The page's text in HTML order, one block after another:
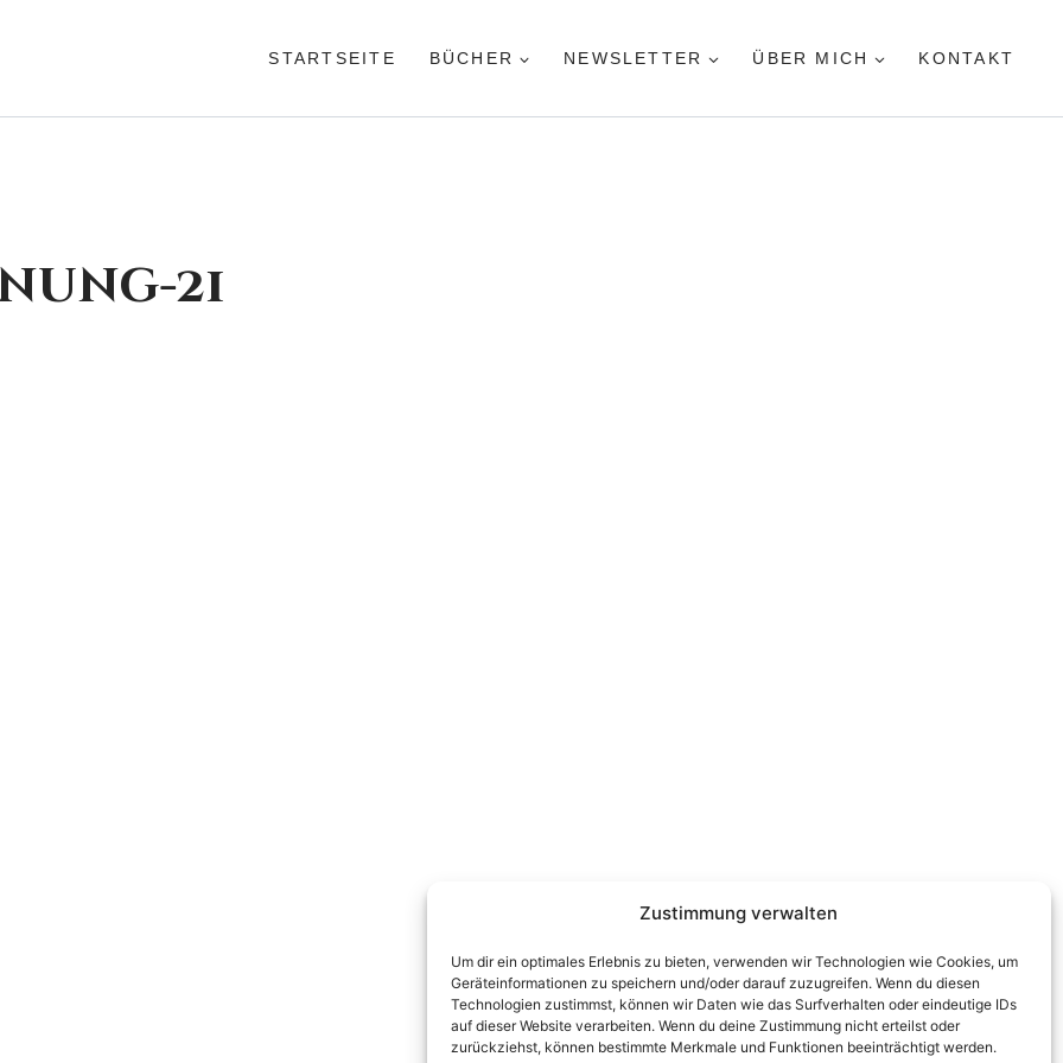
Zustimmung verwalten
Um dir ein optimales Erlebnis zu bieten, verwenden wir Technologien wie Cookies, um
Geräteinformationen zu speichern und/oder darauf zuzugreifen. Wenn du diesen
Technologien zustimmst, können wir Daten wie das Surfverhalten oder eindeutige IDs
auf dieser Website verarbeiten. Wenn du deine Zustimmung nicht erteilst oder
zurückziehst, können bestimmte Merkmale und Funktionen beeinträchtigt werden.
STARTSEITE BÜCHER NEWSLETTER ÜBER MICH KONTAKT
21